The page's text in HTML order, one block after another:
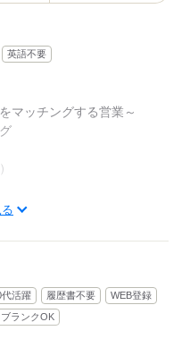
英語不要
マッチングする営業～
る
代活躍 履歴書不要
WEB登録
ブランクOK